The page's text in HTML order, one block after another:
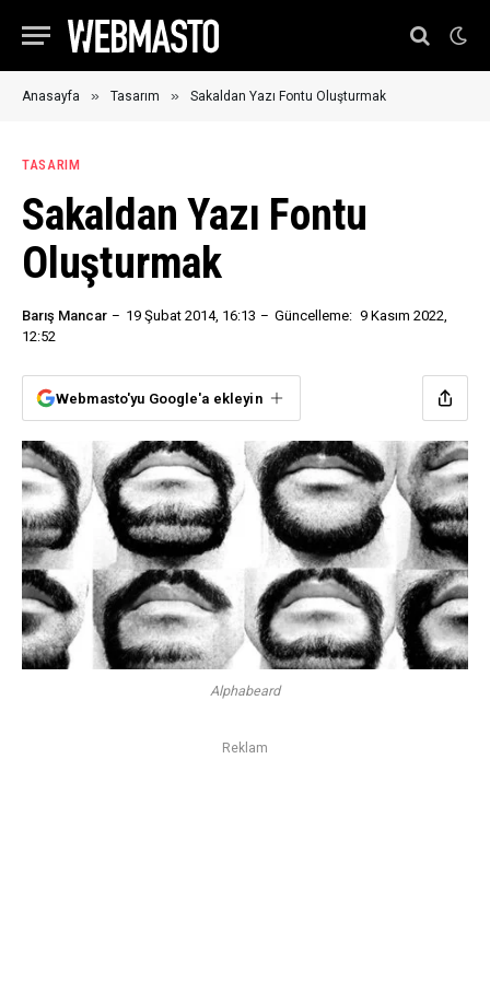
Anasayfa » Tasarım » Sakaldan Yazı Fontu Oluşturmak
TASARIM
Sakaldan Yazı Fontu
Oluşturmak
Barış Mancar 19 Şubat 2014, 16:13 Güncelleme: 9 Kasım 2022,
12:52
Webmasto'yu Google'a ekleyin
Alphabeard
Reklam